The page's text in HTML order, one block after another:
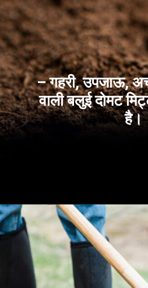
– गहरी, उपजाऊ,
वाली बलुई दोमट
है।